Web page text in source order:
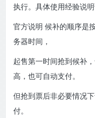
执行。具体使用经验说
官方说明 候补的顺序是
务器时间，
起售第一时间抢到候补
高，也可自动支付。
但抢到票后非必要情况
付。